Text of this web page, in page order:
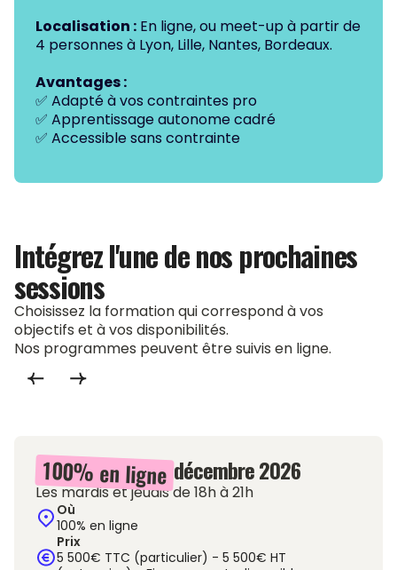
Localisation : En ligne, ou meet-up à partir de
4 personnes à Lyon, Lille, Nantes, Bordeaux.
Avantages :
✅ Adapté à vos contraintes pro
✅ Apprentissage autonome cadré
✅ Accessible sans contrainte
Intégrez l'une de nos prochaines
sessions
Choisissez la formation qui correspond à vos
objectifs et à vos disponibilités.
Nos programmes peuvent être suivis en ligne.
100% en ligne
7 septembre - 10 décembre 2026
Les mardis et jeudis de 18h à 21h
Où
100% en ligne
Prix
5 500€ TTC (particulier) - 5 500€ HT